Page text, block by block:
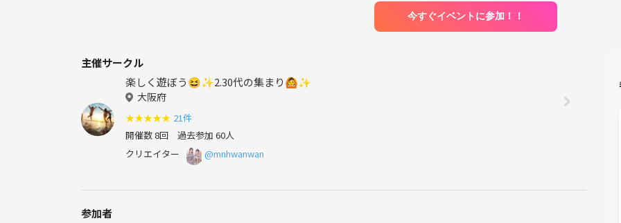
今すぐイベントに参加！！
主催サークル
楽しく遊ぼう😆✨2.30代の集まり🙆✨
大阪府
★★★★★ 21件
開催数 8回 過去参加 60人
クリエイター
@mnhwanwan
参加者